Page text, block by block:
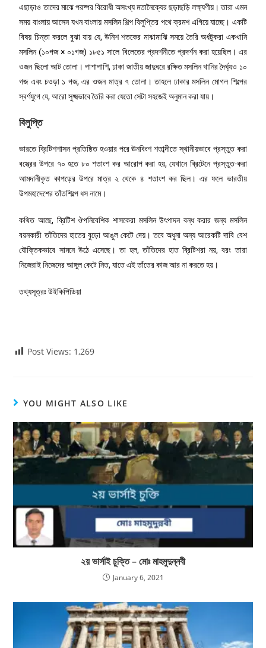
এছাড়াও তাদের মাঝে পরষ্পর বিরোধী অসংখ্য মতানৈক্যের ছড়াছড়ি লক্ষ্যণীয়। তারা এমন
সময় বাংলায় আসেন যখন বাংলায় মসলিন শিল্প বিলুপ্তির পথে ক্রমশ এগিয়ে যাচ্ছে। একটি
বিষয় চিন্তা করলে বুঝা যায় যে, উনিশ শতকের মাঝামাঝি সময়ে তৈরি অর্ধটুকরা একখানি
মসলিন (১০গজ × ০১গজ) ১৮৫১ সালে বিলেতের প্রদর্শনীতে প্রদর্শন করা হয়েছিল। এর
ওজন ছিলো আট তোলা। পাশাপাশি, ঢাকা জাতীয় জাদুঘরে রক্ষিত মসলিন খানির দৈর্ঘ্যও ১০
গজ এবং চওড়া ১ গজ, এর ওজন মাত্র ৭ তোলা। তাহলে ঢাকার মসলিন মোগল শিল্পের
স্বর্ণযুগে যে, আরো সুক্ষ্মভাবে তৈরি করা যেতো সেটা সহজেই অনুমান করা যায়।
বিলুপ্তি
ভারতে ব্রিটিশশাসন প্রতিষ্ঠিত হওয়ার পরে ঊনবিংশ শতাব্দীতে স্থানীয়ভাবে প্রস্তুত করা
বস্ত্রের উপরে ৭০ হতে ৮০ শতাংশ কর আরোপ করা হয়, যেখানে ব্রিটেনে প্রস্তুত-করা
আমদানীকৃত কাপড়ের উপরে মাত্র ২ থেকে ৪ শতাংশ কর ছিল। এর ফলে ভারতীয়
উপমহাদেশের তাঁতশিল্পে ধস নামে।
কথিত আছে, ব্রিটিশ ঔপনিবেশিক শাসকেরা মসলিন উৎপাদন বন্ধ করার জন্য মসলিন
বয়নকারী তাঁতিদের হাতের বুড়ো আঙুল কেটে দেয়। তবে অধুনা অন্য আরেকটি দাবি বেশ
যৌক্তিকভাবে সামনে উঠে এসেছে। তা হল, তাঁতিদের হাত ব্রিটিশরা নয়, বরং তারা
নিজেরাই নিজেদের আঙ্গুল কেটে নিত, যাতে এই তাঁতের কাজ আর না করতে হয়।
তথ্যসূত্রঃ উইকিপিডিয়া
Post Views: 1,269
YOU MIGHT ALSO LIKE
২য় ভার্সাই চুক্তি – মোঃ মাহমুদুন্নবী
January 6, 2021